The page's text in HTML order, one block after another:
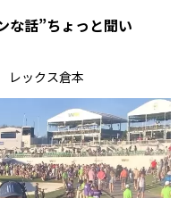
な話”ちょっと聞い
レックス倉本